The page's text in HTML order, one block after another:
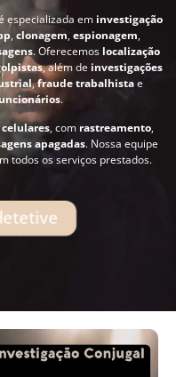
especializada em investigação
, clonagem,espionagem,
. Oferecemos localização
, além de investigações
,fraude trabalhistae
.
, com rastreamento,
apagadas. Nossa equipe
todos os serviços prestados.